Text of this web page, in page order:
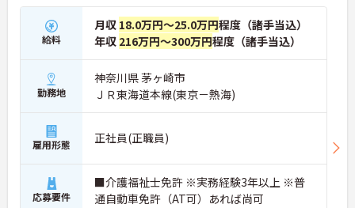
給料
月収 18.0万円～25.0万円程度（諸手当込）
年収 216万円～300万円程度（諸手当込）
勤務地
神奈川県 茅ヶ崎市
ＪＲ東海道本線(東京－熱海)
雇用形態 正社員(正職員)
応募要件
■介護福祉士免許 ※実務経験3年以上 ※普
通自動車免許（AT可）あれば尚可